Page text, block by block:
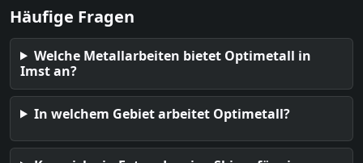
Häufige Fragen
Welche Metallarbeiten bietet Optimetall in
Imst an?
In welchem Gebiet arbeitet Optimetall?